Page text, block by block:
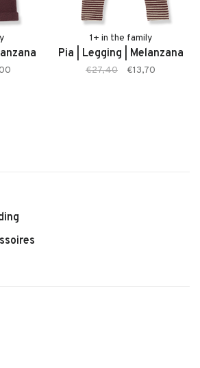
en jonge kinderen
1+ in the family
Pia | Legging | Melanzana
€27,40 €13,70